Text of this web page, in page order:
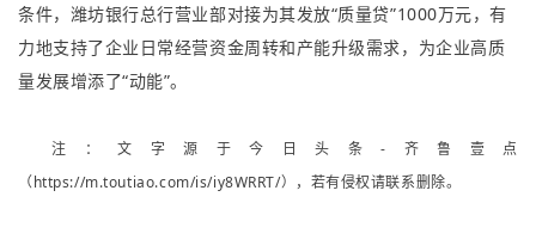
条件，潍坊银行总行营业部对接为其发放“质量贷”1000万元，有
力地支持了企业日常经营资金周转和产能升级需求，为企业高质
量发展增添了“动能”。
注：文字源于今日头条-齐鲁壹点
（https://m.toutiao.com/is/iy8WRRT/），若有侵权请联系删除。